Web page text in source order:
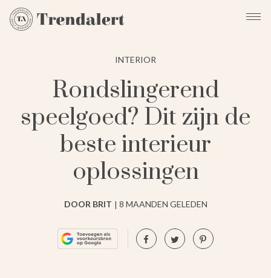
INTERIOR
Rondslingerend
speelgoed? Dit zijn de
beste interieur
oplossingen
DOOR BRIT 8 MAANDEN GELEDEN